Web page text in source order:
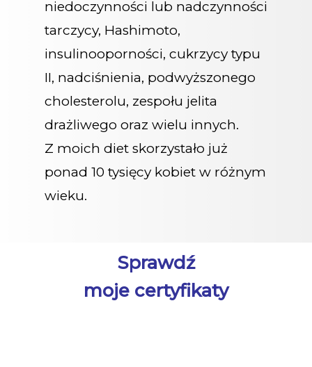
niedoczynności lub nadczynności
tarczycy, Hashimoto,
insulinooporności, cukrzycy typu
II, nadciśnienia, podwyższonego
cholesterolu, zespołu jelita
drażliwego oraz wielu innych.
Z moich diet skorzystało już
ponad 10 tysięcy kobiet w różnym
wieku.
Sprawdź
moje certyfikaty